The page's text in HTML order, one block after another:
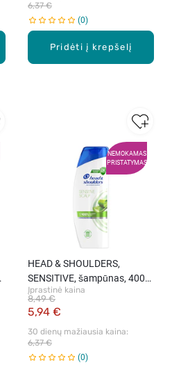
Pridėti į krepšelį
6,37 €
0
NEMOKAMAS
PRISTATYMAS
HEAD & SHOULDERS,
SENSITIVE, šampūnas, 400
ml
Įprastinė kaina
5,94 €
8,49 €
30 dienų mažiausia kaina:
6,37 €
0